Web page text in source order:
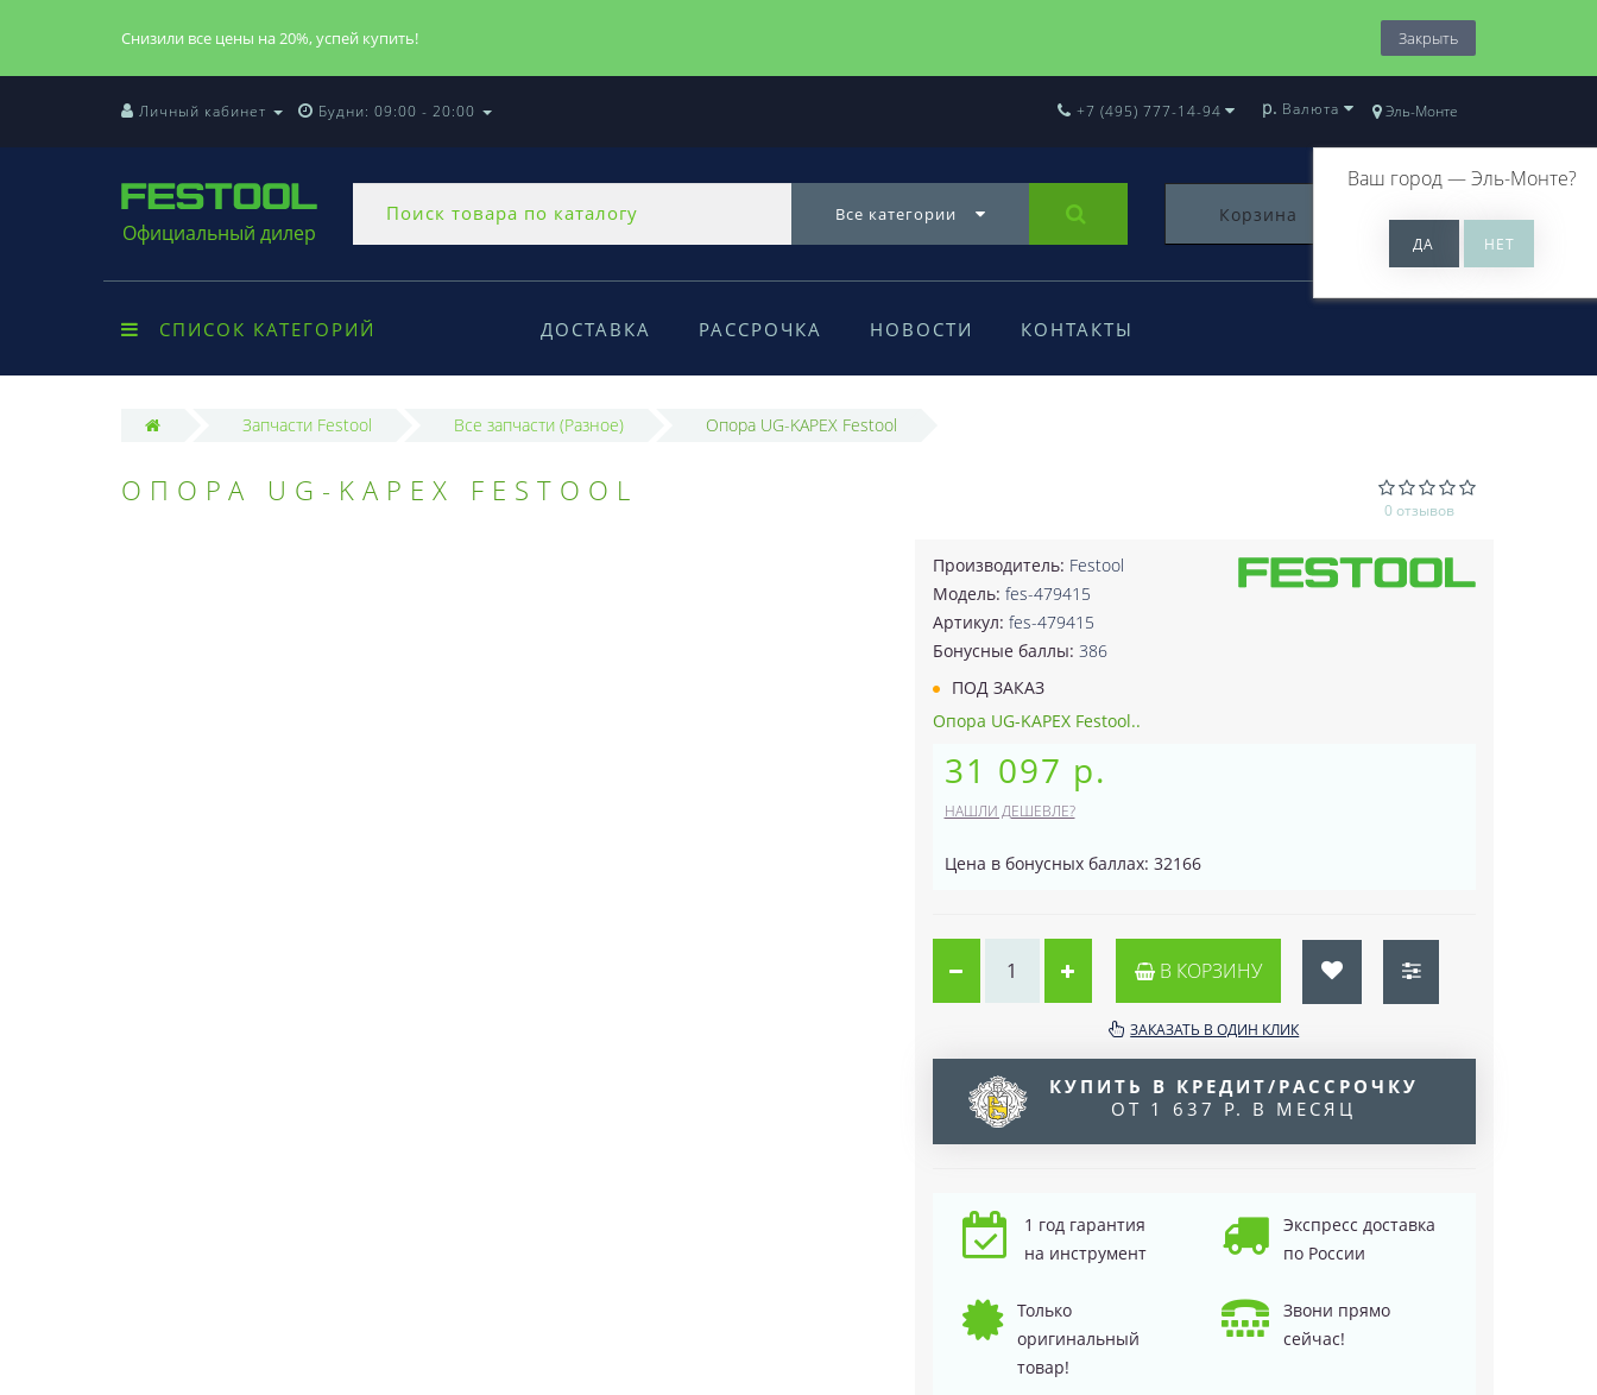
Снизили все цены на 20%, успей купить! Закрыть
Личный кабинет Будни: 09:00 - 20:00 Эль-Монте
Ваш город —Эль-Монте?
+7 (495) 777-14-94 р. Валюта
Официальный дилер
Все категории Корзина 0
СПИСОК КАТЕГОРИЙ ДОСТАВКА РАССРОЧКА НОВОСТИ КОНТАКТЫ
Запчасти Festool Все запчасти (Разное) Опора UG-KAPEX Festool
ОПОРА UG-KAPEX FESTOOL
0 отзывов
Производитель: Festool
Модель: fes-479415
Артикул: fes-479415
Бонусные баллы: 386
ПОД ЗАКАЗ
Опора UG-KAPEX Festool..
31 097 р.
НАШЛИ ДЕШЕВЛЕ?
Цена в бонусных баллах: 32166
В КОРЗИНУ
ЗАКАЗАТЬ В ОДИН КЛИК
КУПИТЬ В КРЕДИТ/РАССРОЧКУ
ОТ 1 637 Р. В МЕСЯЦ
1 год гарантия
на инструмент
Экспресс доставка
по России
Только
оригинальный
товар!
Звони прямо
сейчас!